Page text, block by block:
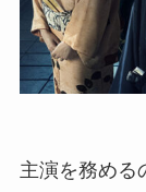
主演を務める